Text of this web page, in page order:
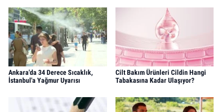
Ankara'da 34 Derece Sıcaklık,
İstanbul'a Yağmur Uyarısı
Cilt Bakım Ürünleri Cildin Hangi
Tabakasına Kadar Ulaşıyor?